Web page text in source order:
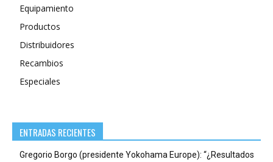
Equipamiento
Productos
Distribuidores
Recambios
Especiales
ENTRADAS RECIENTES
Gregorio Borgo (presidente Yokohama Europe): “¿Resultados